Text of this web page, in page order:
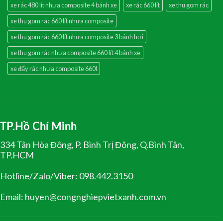
xe rác 480 lít nhựa composite 4 bánh xe
xe rác 660 lít
xe thu gom rác
xe thu gom rác 660 lít nhựa composite
xe thu gom rác 660 lít nhựa composite 3 bánh hơi
xe thu gom rác nhựa composite 660 lít 4 bánh xe
xe đẩy rác nhựa composite 660l
TP.Hồ Chí Minh
334 Tân Hòa Đông, P. Bình Trị Đông, Q.Bình Tân,
TP.HCM
Hotline/Zalo/Viber: 098.442.3150
Email: huyen@congnghiepvietxanh.com.vn